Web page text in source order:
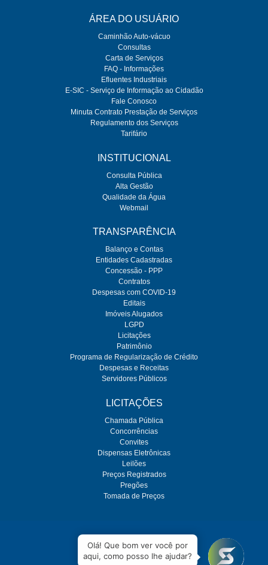
ÁREA DO USUÁRIO
Caminhão Auto-vácuo
Consultas
Carta de Serviços
FAQ - Informações
Efluentes Industriais
E-SIC - Serviço de Informação ao Cidadão
Fale Conosco
Minuta Contrato Prestação de Serviços
Regulamento dos Serviços
Tarifário
INSTITUCIONAL
Consulta Pública
Alta Gestão
Qualidade da Água
Webmail
TRANSPARÊNCIA
Balanço e Contas
Entidades Cadastradas
Concessão - PPP
Contratos
Despesas com COVID-19
Editais
Imóveis Alugados
LGPD
Licitações
Patrimônio
Programa de Regularização de Crédito
Despesas e Receitas
Servidores Públicos
LICITAÇÕES
Chamada Pública
Concorrências
Convites
Dispensas Eletrônicas
Leilões
Preços Registrados
Pregões
Tomada de Preços
O SEMAE é regulado pela ARES-PCJ
Olá! Que bom ver você por
aqui, como posso lhe ajudar?